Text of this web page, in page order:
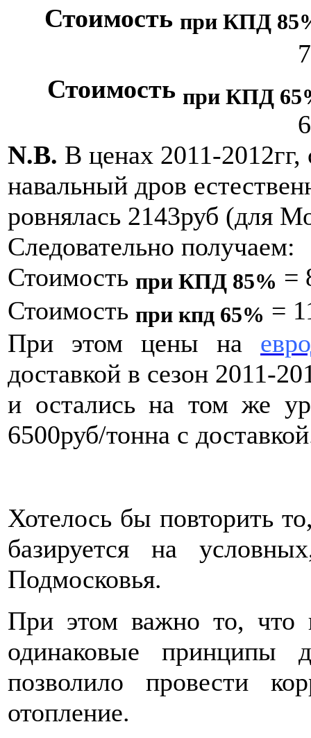
Стоимость при КПД
Стоимость при КПД
N.B. В ценах 2011-2012гг,
навальный дров
ровнялась 2143руб (для
Следовательно получаем:
Стоимость при КПД 85% =
Стоимость при кпд 65% =
При этом цены на
доставкой в сезон 2011-
и остались на том же
6500руб/тонна с
Хотелось бы повторить
базируется на
Подмосковья.
При этом важно то, что
одинаковые принципы
позволило провести
отопление.